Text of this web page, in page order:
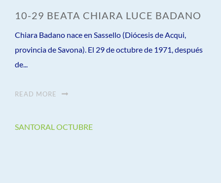
10-29 BEATA CHIARA LUCE BADANO
Chiara Badano nace en Sassello (Diócesis de Acqui,
provincia de Savona). El 29 de octubre de 1971, después
de...
READ MORE
SANTORAL OCTUBRE